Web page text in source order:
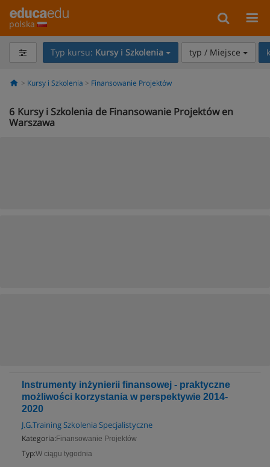
polska
Typ kursu: Kursy i Szkolenia typ / Miejsce
Kursy i Szkolenia Finansowanie Projektów
6 Kursy i Szkolenia de Finansowanie Projektów en
Warszawa
Instrumenty inżynierii finansowej - praktyczne
możliwości korzystania w perspektywie 2014-
2020
J.G.Training Szkolenia Specjalistyczne
Kategoria: Finansowanie Projektów
Typ:W ciągu tygodnia